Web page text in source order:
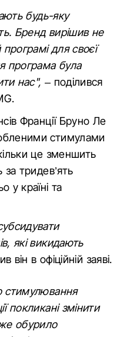
будь-яку
Бренд вирішив не
для своєї
програма була
нас", – поділився
Франції Бруно Ле
стимулами
це зменшить
за тридев’ять
у країні та
які викидають
він в офіційній заяві.
стимулювання
покликані змінити
обурило